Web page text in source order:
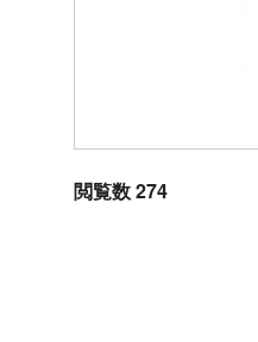
閲覧数 274